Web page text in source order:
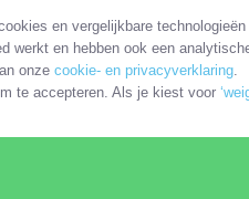
en vergelijkbare
werkt en hebben ook een
onze cookie- en privacyverklaring.
te accepteren. Als je kiest voor
video